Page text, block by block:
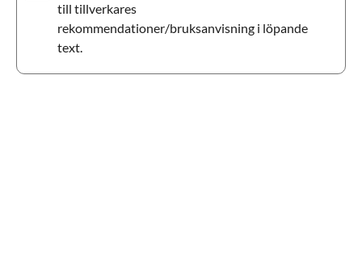
till tillverkares
rekommendationer/bruksanvisning i löpande
text.